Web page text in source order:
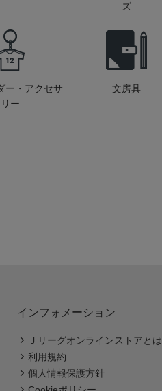
ズ
ー・アクセサ
リー
文房具
インフォメーション
Ｊリーグオンラインストアとは
利用規約
個人情報保護方針